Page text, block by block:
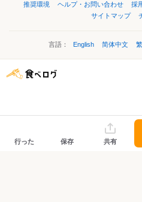
推奨環境
ヘルプ・お問い合わせ 採
サイトマップ
言語： English 简体中文
行った 保存 共有